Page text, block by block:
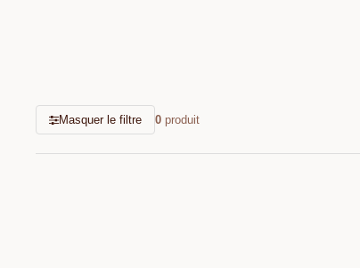
Masquer le filtre 0 produit